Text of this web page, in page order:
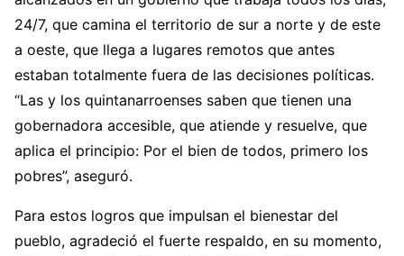
24/7, que camina el territorio de sur a norte y de este
a oeste, que llega a lugares remotos que antes
estaban totalmente fuera de las decisiones políticas.
“Las y los quintanarroenses saben que tienen una
gobernadora accesible, que atiende y resuelve, que
aplica el principio: Por el bien de todos, primero los
pobres”, aseguró.
Para estos logros que impulsan el bienestar del
pueblo, agradeció el fuerte respaldo, en su momento,